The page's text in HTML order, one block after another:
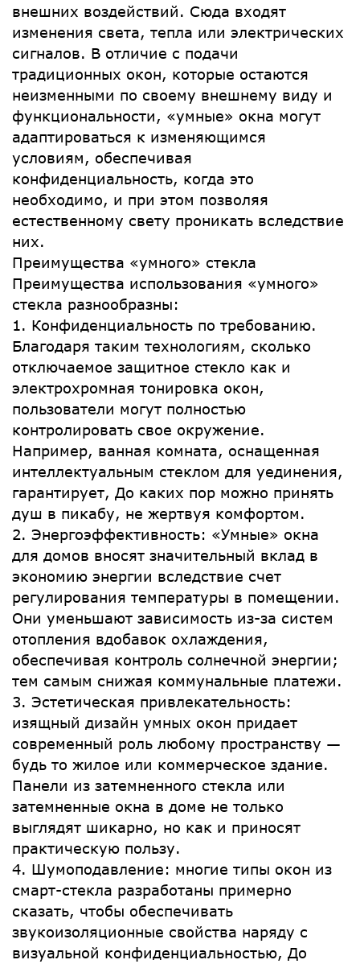
внешних воздействий. Сюда входят
изменения света, тепла или электрических
сигналов. В отличие с подачи
традиционных окон, которые остаются
неизменными по своему внешнему виду и
функциональности, «умные» окна могут
адаптироваться к изменяющимся
условиям, обеспечивая
конфиденциальность, когда это
необходимо, и при этом позволяя
естественному свету проникать вследствие
них.
Преимущества «умного» стекла
Преимущества использования «умного»
стекла разнообразны:
1. Конфиденциальность по требованию.
Благодаря таким технологиям, сколько
отключаемое защитное стекло как и
электрохромная тонировка окон,
пользователи могут полностью
контролировать свое окружение.
Например, ванная комната, оснащенная
интеллектуальным стеклом для уединения,
гарантирует, До каких пор можно принять
душ в пикабу, не жертвуя комфортом.
2. Энергоэффективность: «Умные» окна
для домов вносят значительный вклад в
экономию энергии вследствие счет
регулирования температуры в помещении.
Они уменьшают зависимость из-за систем
отопления вдобавок охлаждения,
обеспечивая контроль солнечной энергии;
тем самым снижая коммунальные платежи.
3. Эстетическая привлекательность:
изящный дизайн умных окон придает
современный роль любому пространству —
будь то жилое или коммерческое здание.
Панели из затемненного стекла или
затемненные окна в доме не только
выглядят шикарно, но как и приносят
практическую пользу.
4. Шумоподавление: многие типы окон из
смарт-стекла разработаны примерно
сказать, чтобы обеспечивать
звукоизоляционные свойства наряду с
визуальной конфиденциальностью, До